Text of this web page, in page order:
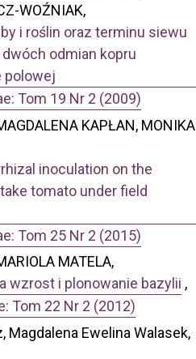
WOŹNIAK,
i roślin oraz terminu siewu
odmian kopru
polowej
Tom 19 Nr 2 (2009)
KAPŁAN, MONIKA
inoculation on the
tomato under field
Tom 25 Nr 2 (2015)
MATELA,
wzrost i plonowanie bazylii ,
Tom 22 Nr 2 (2012)
Magdalena Ewelina Walasek,